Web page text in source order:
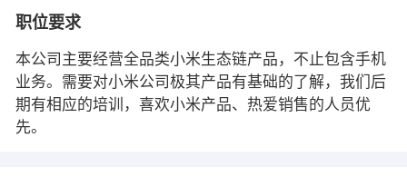
职位要求
本公司主要经营全品类小米生态链产品，不止包含手机
业务。需要对小米公司极其产品有基础的了解，我们后
期有相应的培训，喜欢小米产品、热爱销售的人员优
先。